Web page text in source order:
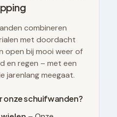
combineren
met doordacht
open bij mooi weer of
en regen – met een
jarenlang meegaat.
onze schuifwanden?